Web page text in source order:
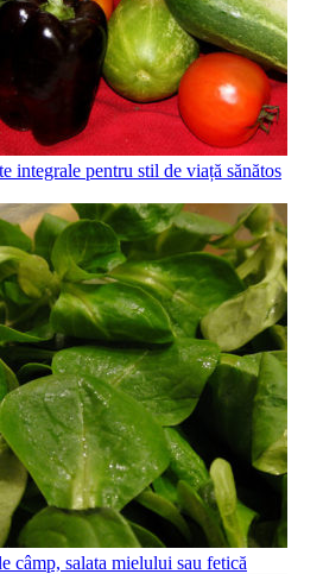
integrale pentru stil de viață sănătos
câmp, salata mielului sau fetică